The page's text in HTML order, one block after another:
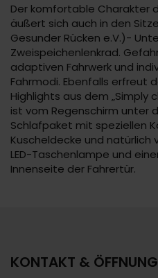
Der komfortable Charakter
äußert sich auch in den
Gesunder Rücken e.V.)-
Zweispeichenlenkrad.
adaptiven Fahrwerk und
Fahrmodi. Ebenfalls erfreut
Highlights aus dem „Simply
ist vom Regenschirm unter
Schlafpaket mit speziellen
Kuscheldecke und natürlich
LED-Taschenlampe und
Innenseite der Fahrertür.
KONTAKT &